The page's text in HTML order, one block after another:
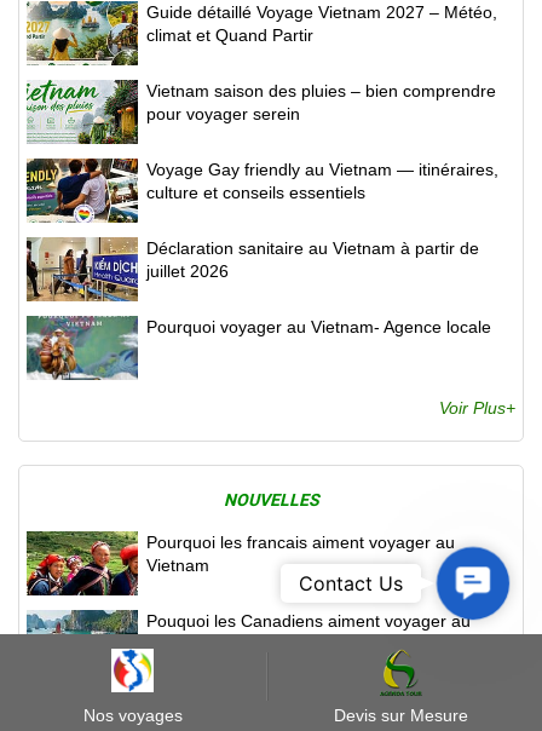
Guide détaillé Voyage Vietnam 2027 – Météo,
climat et Quand Partir
Vietnam saison des pluies – bien comprendre
pour voyager serein
Voyage Gay friendly au Vietnam — itinéraires,
culture et conseils essentiels
Déclaration sanitaire au Vietnam à partir de
juillet 2026
Pourquoi voyager au Vietnam- Agence locale
Voir Plus+
NOUVELLES
Pourquoi les francais aiment voyager au
Vietnam
Pouquoi les Canadiens aiment voyager au
Pourquoi les Belges aiment Voyager au Vietnam
Nos voyages
Devis sur Mesure
Contact
Us
Contact Us